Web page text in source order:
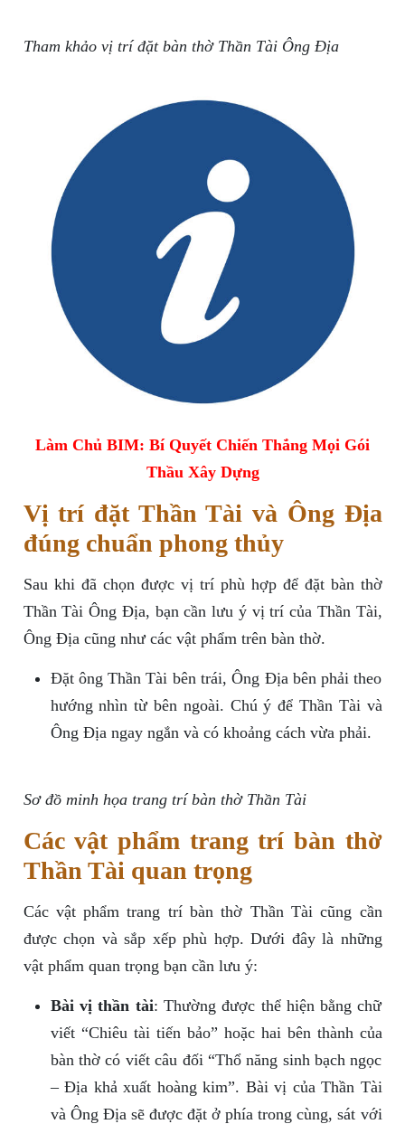
Tham khảo vị trí đặt bàn thờ Thần Tài Ông Địa
Làm Chủ BIM: Bí Quyết Chiến Thắng Mọi Gói
Thầu Xây Dựng
Vị trí đặt Thần Tài và Ông Địa
đúng chuẩn phong thủy
Sau khi đã chọn được vị trí phù hợp để đặt bàn thờ
Thần Tài Ông Địa, bạn cần lưu ý vị trí của Thần Tài,
Ông Địa cũng như các vật phẩm trên bàn thờ.
Đặt ông Thần Tài bên trái, Ông Địa bên phải theo
hướng nhìn từ bên ngoài. Chú ý để Thần Tài và
Ông Địa ngay ngắn và có khoảng cách vừa phải.
Sơ đồ minh họa trang trí bàn thờ Thần Tài
Các vật phẩm trang trí bàn thờ
Thần Tài quan trọng
Các vật phẩm trang trí bàn thờ Thần Tài cũng cần
được chọn và sắp xếp phù hợp. Dưới đây là những
vật phẩm quan trọng bạn cần lưu ý:
Bài vị thần tài: Thường được thể hiện bằng chữ
viết “Chiêu tài tiến bảo” hoặc hai bên thành của
bàn thờ có viết câu đối “Thổ năng sinh bạch ngọc
– Địa khả xuất hoàng kim”. Bài vị của Thần Tài
và Ông Địa sẽ được đặt ở phía trong cùng, sát với